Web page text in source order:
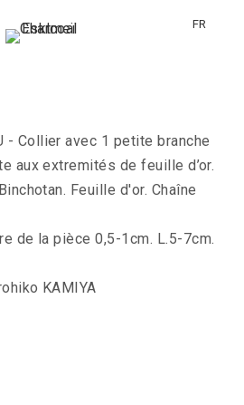
FR
- Collier avec 1 petite branche
aux extremités de feuille d’or.
Feuille d'or. Chaîne
de la pièce 0,5-1cm. L.5-7cm.
KAMIYA